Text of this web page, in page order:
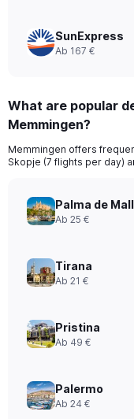
SunExpress
Ab 167 €
What are popular
Memmingen?
Memmingen offers
Skopje (7 flights per day)
Palma de
Ab 25 €
Tirana
Ab 21 €
Pristina
Ab 49 €
Palermo
Ab 24 €